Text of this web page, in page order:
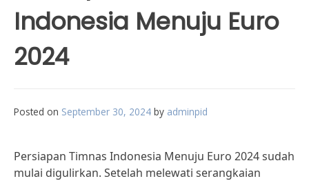
Indonesia Menuju Euro
2024
Posted on September 30, 2024 by adminpid
Persiapan Timnas Indonesia Menuju Euro 2024 sudah
mulai digulirkan. Setelah melewati serangkaian